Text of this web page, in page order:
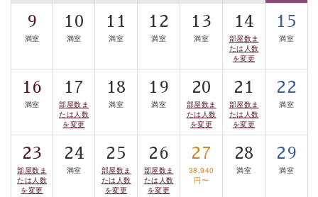
トな空間をお愉しみください。
【旅】
豊富な知識を持ったドライバー兼ガイドが諏訪大社をご
案内します。 事前ご予約制ですので、ご利用ご希望の方
は【3日前まで】にお電話ください。
※交通規制などにより運行できない日がございます
※年末年始及び御柱祭前後は運行しておりません
以上がプラン内容です。
9
満室
10
満室
11
満室
12
満室
13
満室
14
部屋数ま
たは人数
を変更
15
満室
16
満室
17
部屋数ま
たは人数
を変更
18
満室
19
満室
20
部屋数ま
たは人数
を変更
21
部屋数ま
たは人数
を変更
22
満室
23
部屋数ま
たは人数
を変更
24
満室
25
部屋数ま
たは人数
を変更
26
部屋数ま
たは人数
を変更
27
38,940
円〜
28
満室
29
満室